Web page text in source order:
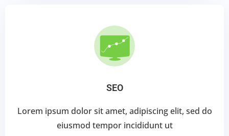
SEO
Lorem ipsum dolor sit amet, adipiscing elit, sed do
eiusmod tempor incididunt ut